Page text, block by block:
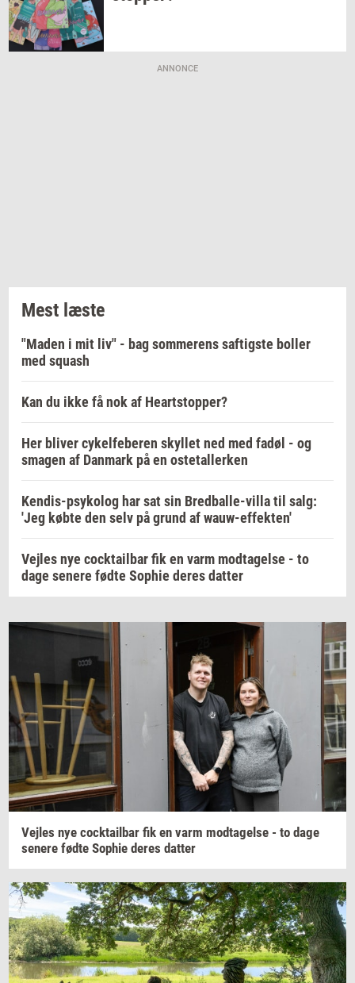
ANNONCE
Mest læste
"Maden i mit liv" - bag sommerens saftigste boller
med squash
Kan du ikke få nok af Heartstopper?
Her bliver cykelfeberen skyllet ned med fadøl - og
smagen af Danmark på en ostetallerken
Kendis-psykolog har sat sin Bredballe-villa til salg:
'Jeg købte den selv på grund af wauw-effekten'
Vejles nye cocktailbar fik en varm modtagelse - to
dage senere fødte Sophie deres datter
Vej­les nye co­ck­tail­bar fik en varm mod­ta­gel­se - to dage
se­ne­re fødte Sop­hie deres dat­ter